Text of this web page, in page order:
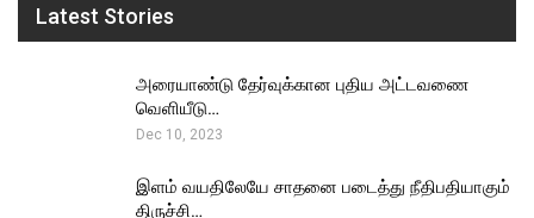
Latest Stories
அரையாண்டு தேர்வுக்கான புதிய அட்டவணை
வெளியீடு…
Dec 10, 2023
இளம் வயதிலேயே சாதனை படைத்து நீதிபதியாகும்
திருச்சி…